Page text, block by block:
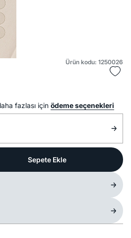
Ürün kodu: 1250026
fazlası için ödeme seçenekleri
Sepete Ekle